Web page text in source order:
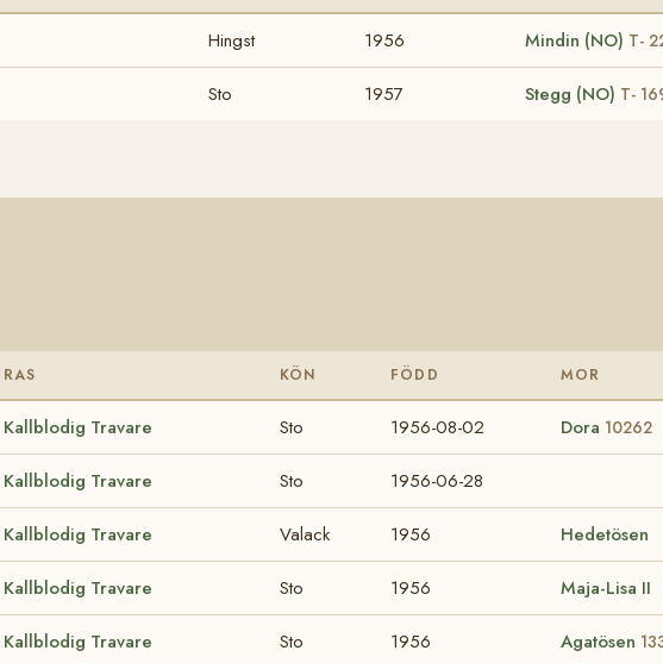
Hingst 1956 Mindin (NO) T-
Sto 1957 Stegg (NO) T-
RAS KÖN FÖDD MOR
Kallblodig Travare Sto 1956-08-02 Dora 10262
Kallblodig Travare Sto 1956-06-28
Kallblodig Travare Valack 1956 Hedetösen
Kallblodig Travare Sto 1956 Maja-Lisa II
Kallblodig Travare Sto 1956 Agatösen